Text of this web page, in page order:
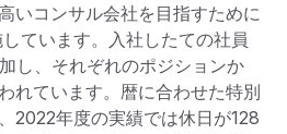
いコンサル会社を目指すために
ています。入社したての社員
し、それぞれのポジションか
れています。暦に合わせた特別
2022年度の実績では休日が128